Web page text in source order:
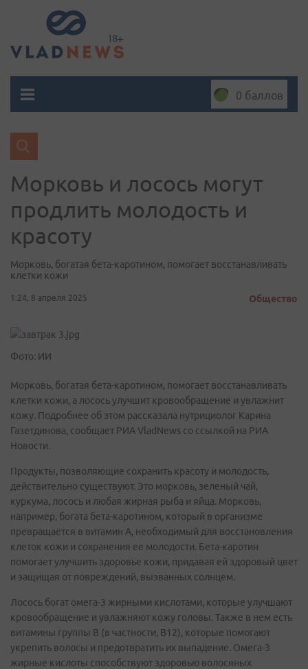
0 баллов
Морковь и лосось могут
продлить молодость и
красоту
Морковь, богатая бета-каротином, помогает восстанавливать
клетки кожи
1:24, 8 апреля 2025 Общество
Фото: ИИ
Морковь, богатая бета-каротином, помогает восстанавливать
клетки кожи, а лосось улучшит кровообращение и увлажнит
кожу. Подробнее об этом рассказала нутрициолог Карина
Газетдинова, сообщает РИА VladNews со ссылкой на РИА
Новости.
Продукты, позволяющие сохранить красоту и молодость,
действительно существуют. Это морковь, зеленый чай,
куркума, лосось и любая жирная рыба и яйца. Морковь,
например, богата бета-каротином, который в организме
превращается в витамин A, необходимый для восстановления
клеток кожи и сохранения ее молодости. Бета-каротин
помогает улучшить здоровье кожи, придавая ей здоровый цвет
и защищая от повреждений, вызванных солнцем.
Лосось богат омега-3 жирными кислотами, которые улучшают
кровообращение и увлажняют кожу головы. Также в нем есть
витамины группы B (в частности, B12), которые помогают
укрепить волосы и предотвратить их выпадение. Омега-3
жирные кислоты способствуют здоровью волосяных